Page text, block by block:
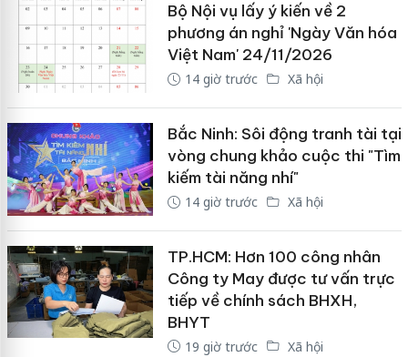
Bộ Nội vụ lấy ý kiến về 2
phương án nghỉ 'Ngày Văn hóa
Việt Nam' 24/11/2026
14 giờ trước Xã hội
Bắc Ninh: Sôi động tranh tài tại
vòng chung khảo cuộc thi "Tìm
kiếm tài năng nhí"
14 giờ trước Xã hội
TP.HCM: Hơn 100 công nhân
Công ty May được tư vấn trực
tiếp về chính sách BHXH,
BHYT
19 giờ trước Xã hội